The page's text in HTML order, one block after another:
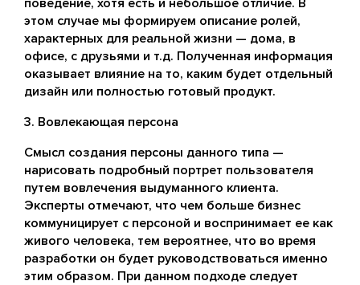
поведение, хотя есть и небольшое отличие. В
этом случае мы формируем описание ролей,
характерных для реальной жизни — дома, в
офисе, с друзьями и т.д. Полученная информация
оказывает влияние на то, каким будет отдельный
дизайн или полностью готовый продукт.
Вовлекающая персона
Смысл создания персоны данного типа —
нарисовать подробный портрет пользователя
путем вовлечения выдуманного клиента.
Эксперты отмечают, что чем больше бизнес
коммуницирует с персоной и воспринимает ее как
живого человека, тем вероятнее, что во время
разработки он будет руководствоваться именно
этим образом. При данном подходе следует